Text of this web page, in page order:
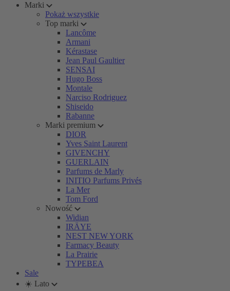
Marki
Pokaż wszystkie
Top marki
Lancôme
Armani
Kérastase
Jean Paul Gaultier
SENSAI
Hugo Boss
Montale
Narciso Rodriguez
Shiseido
Rabanne
Marki premium
DIOR
Yves Saint Laurent
GIVENCHY
GUERLAIN
Parfums de Marly
INITIO Parfums Privés
La Mer
Tom Ford
Nowość
Widian
IRÄYE
NEST NEW YORK
Farmacy Beauty
La Prairie
TYPEBEA
Sale
☀️ Lato